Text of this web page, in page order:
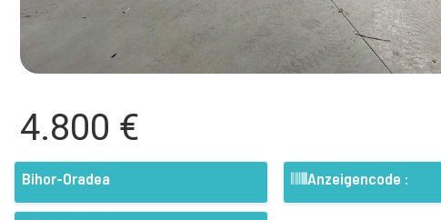
4.800 €
Bihor-Oradea Anzeigencode :